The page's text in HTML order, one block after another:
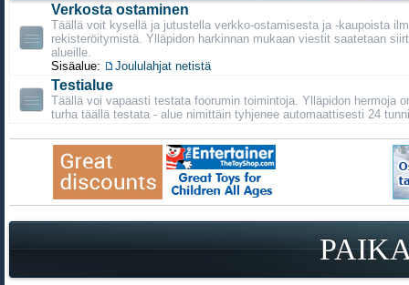
Verkosta ostaminen
Täällä voit kysellä ja jutustella verkko-ostamisesta ja -kaupoista
rekisteröitymistä. Ylläpidon harkinnan mukaan viestit saatetaan
alueille.
Sisäalue:
Joululahjat netistä
Testialue
Täällä voi vapaasti testata foorumin toimintoja. Ylläpidon hermoja
turha täällä testata - alue nimittäin tyhjenee automaattisesti 24